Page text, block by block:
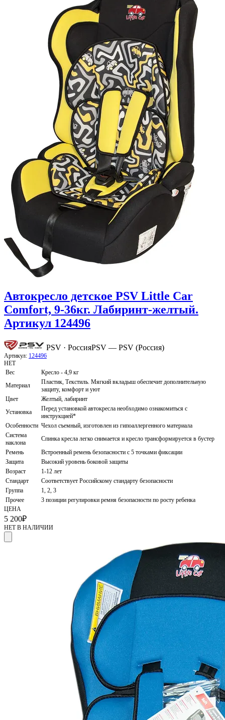
Автокресло детское PSV Little Car
Comfort, 9-36кг. Лабиринт-желтый.
Артикул 124496
PSV · РоссияPSV — PSV (Россия)
Артикул: 124496
НЕТ
Вес
Кресло - 4,9 кг
Материал
Пластик, Текстиль. Мягкий вкладыш обеспечит дополнительную
защиту, комфорт и уют
Цвет
Желтый, лабиринт
Установка
Перед установкой автокресла необходимо ознакомиться с
инструкцией*
Особенности Чехол съемный, изготовлен из гипоаллергенного материала
Система
наклона
Спинка кресла легко снимается и кресло трансформируется в бустер
Ремень
Встроенный ремень безопасности с 5 точками фиксации
Защита
Высокий уровень боковой защиты
Возраст
1-12 лет
Стандарт
Соответствует Российскому стандарту безопасности
Группа
1, 2, 3
Прочее
3 позиции регулировки ремня безопасности по росту ребенка
ЦЕНА
5 200₽
НЕТ В НАЛИЧИИ